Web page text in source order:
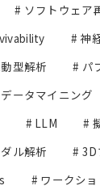
# ソフトウェア
# 神
型解析 # パ
ータマイニング
# LLM #
ル解析 # 3D
# ワークシ